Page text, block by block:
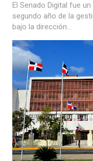
El Senado Digital fue
segundo año de la
bajo la dirección...